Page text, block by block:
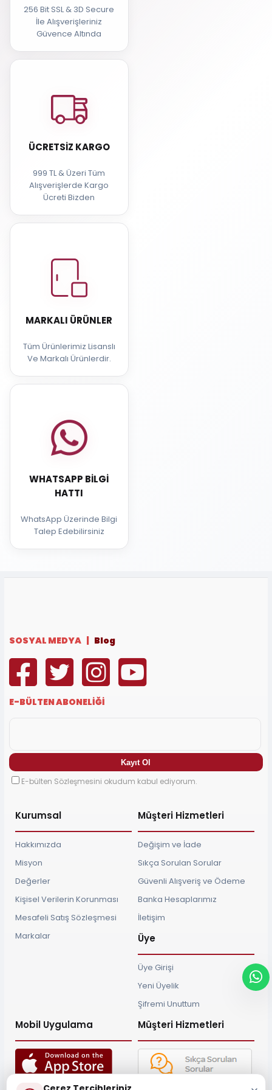
256 Bit SSL & 3D Secure
İle Alışverişleriniz
Güvence Altında
ÜCRETSIZ KARGO
999 TL & Üzeri Tüm
Alışverişlerde Kargo
Ücreti Bizden
MARKALI ÜRÜNLER
Tüm Ürünlerimiz Lisanslı
Ve Markalı Ürünlerdir.
WHATSAPP BILGI
HATTI
WhatsApp Üzerinde Bilgi
Talep Edebilirsiniz
SOSYAL MEDYA | Blog
E-BÜLTEN ABONELİĞİ
E-bülten Sözleşmesini okudum kabul ediyorum.
Kurumsal
Hakkımızda
Misyon
Değerler
Kişisel Verilerin Korunması
Mesafeli Satış Sözleşmesi
Markalar
Müşteri Hizmetleri
Değişim ve İade
Sıkça Sorulan Sorular
Güvenli Alışveriş ve Ödeme
Banka Hesaplarımız
İletişim
Üye
Üye Girişi
Yeni Üyelik
Şifremi Unuttum
Mobil Uygulama Müşteri Hizmetleri